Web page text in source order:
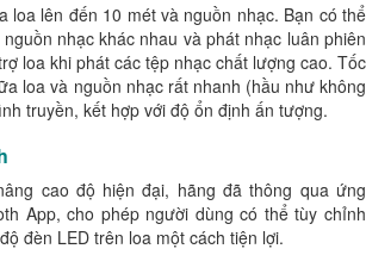
loa lên đến 10 mét và nguồn nhạc. Bạn có thể
nhạc khác nhau và phát nhạc luân phiên
loa khi phát các tệp nhạc chất lượng cao. Tốc
loa và nguồn nhạc rất nhanh (hầu như không
truyền, kết hợp với độ ổn định ấn tượng.
cao độ hiện đại, hãng đã thông qua ứng
App, cho phép người dùng có thể tùy chỉnh
đèn LED trên loa một cách tiện lợi.